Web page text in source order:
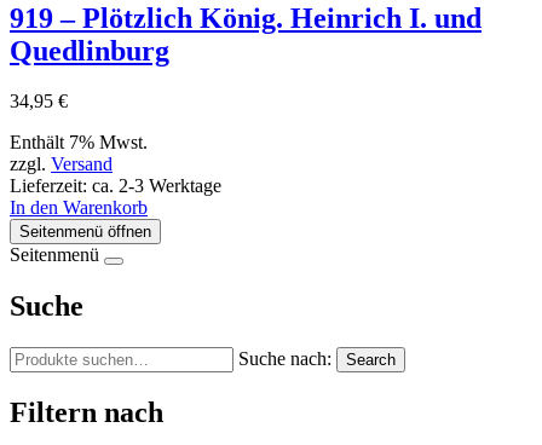
919 – Plötzlich König. Heinrich I. und
Quedlinburg
34,95 €
Enthält 7% Mwst.
zzgl. Versand
Lieferzeit: ca. 2-3 Werktage
In den Warenkorb
Seitenmenü öffnen
Seitenmenü
Suche
Suche nach: Search
Filtern nach